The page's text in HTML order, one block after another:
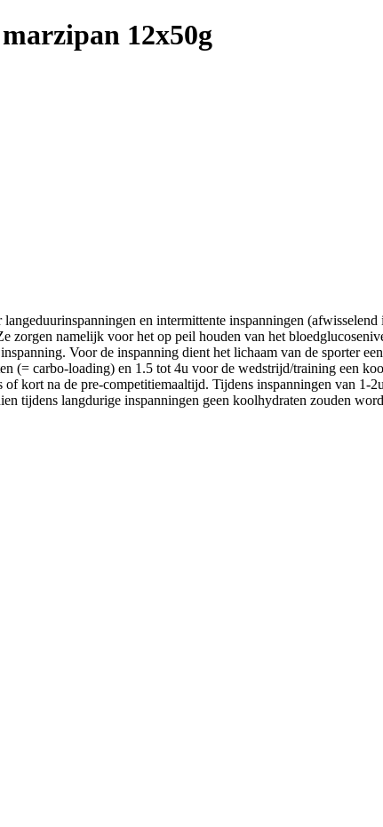
12x50g
en intermittente inspanningen
namelijk voor het op peil houden van het
Voor de inspanning dient het lichaam van de sporter
(= carbo-loading) en 1.5 tot 4u voor de wedstrijd/training een
kort na de pre-competitiemaaltijd. Tijdens inspanningen van 1-
tijdens langdurige inspanningen geen koolhydraten zouden